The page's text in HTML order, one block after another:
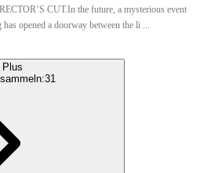
CUT.In the future, a mysterious event
opened a doorway between the li ...
Plus
31